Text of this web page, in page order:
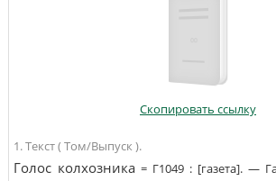
Скопировать ссылку
1. Текст ( Том/Выпуск ).
Голос колхозника = Г1049 : [газета]. —